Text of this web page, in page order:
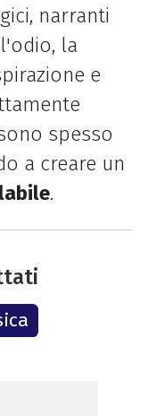
narranti
la
e
spesso
a creare un
.